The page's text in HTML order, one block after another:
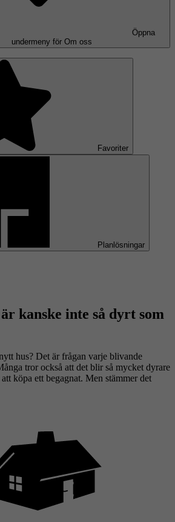
Öppna
undermeny för Om oss
Favoriter
Planlösningar
kanske inte så dyrt som
hus? Det är frågan varje blivande
tror också att det blir så mycket dyrare
köpa ett begagnat. Men stämmer det